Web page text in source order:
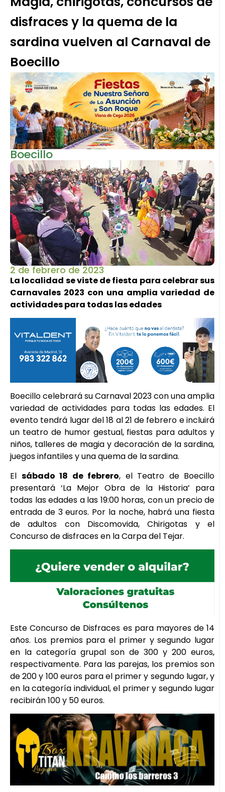
disfraces y la quema de la
sardina vuelven al Carnaval de
Boecillo
Boecillo
2 de febrero de 2023
La localidad se viste de fiesta para celebrar sus
Carnavales 2023 con una amplia variedad de
actividades para todas las edades
Boecillo celebrará su Carnaval 2023 con una amplia
variedad de actividades para todas las edades. El
evento tendrá lugar del 18 al 21 de febrero e incluirá
un teatro de humor gestual, fiestas para adultos y
niños, talleres de magia y decoración de la sardina,
juegos infantiles y una quema de la sardina.
El sábado 18 de febrero, el Teatro de Boecillo
presentará ‘La Mejor Obra de la Historia’ para
todas las edades a las 19:00 horas, con un precio de
entrada de 3 euros. Por la noche, habrá una fiesta
de adultos con Discomovida, Chirigotas y el
Concurso de disfraces en la Carpa del Tejar.
Este Concurso de Disfraces es para mayores de 14
años. Los premios para el primer y segundo lugar
en la categoría grupal son de 300 y 200 euros,
respectivamente. Para las parejas, los premios son
de 200 y 100 euros para el primer y segundo lugar, y
en la categoría individual, el primer y segundo lugar
recibirán 100 y 50 euros.